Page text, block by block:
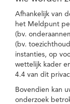
Afhankelijk van
het Meldpunt
(bv.
(bv.
instanties, op
wettelijk kader
4.4 van dit
Bovendien kan
onderzoek